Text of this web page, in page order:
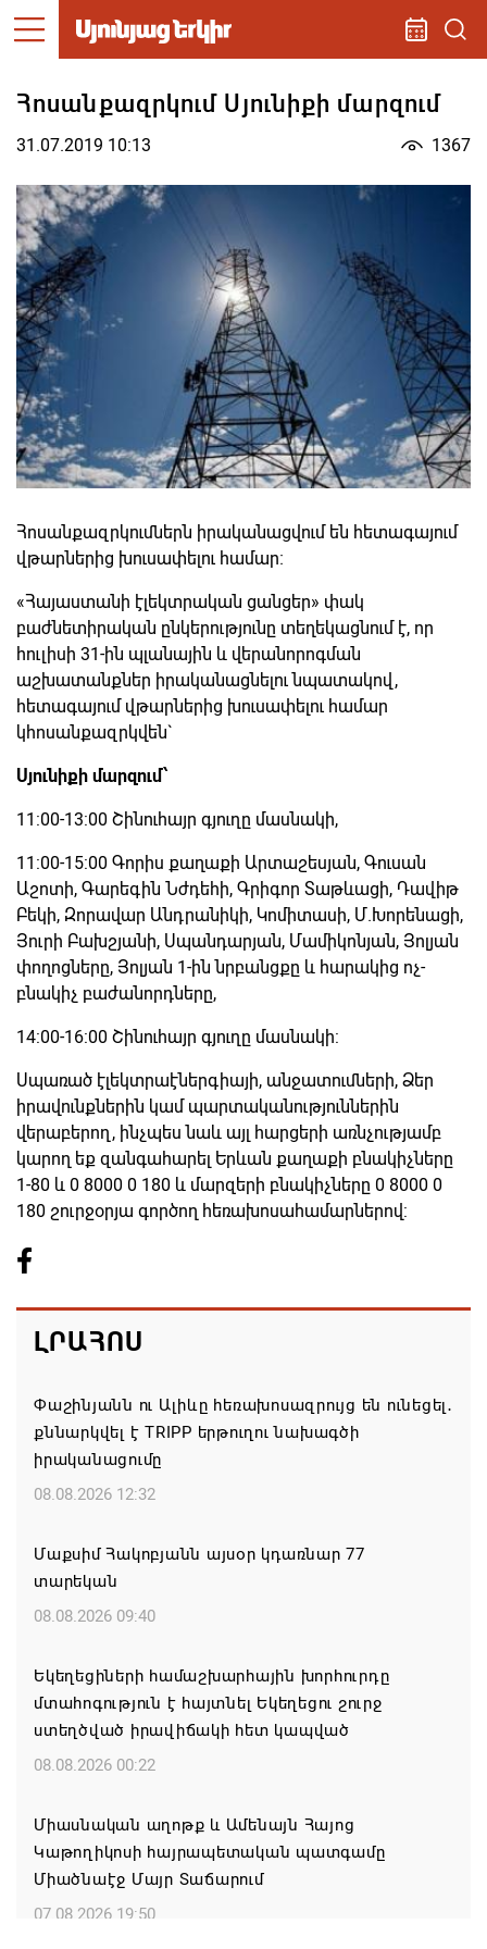
Հոսանքազրկում Սյունիքի մարզում
31.07.2019 10:13 1367
Հոսանքազրկումներն իրականացվում են հետագայում
վթարներից խուսափելու համար։
«Հայաստանի էլեկտրական ցանցեր» փակ
բաժնետիրական ընկերությունը տեղեկացնում է, որ
հուլիսի 31-ին պլանային և վերանորոգման
աշխատանքներ իրականացնելու նպատակով,
հետագայում վթարներից խուսափելու համար
կհոսանքազրկվեն`
Սյունիքի մարզում՝
11:00-13:00 Շինուհայր գյուղը մասնակի,
11:00-15:00 Գորիս քաղաքի Արտաշեսյան, Գուսան
Աշոտի, Գարեգին Նժդեհի, Գրիգոր Տաթևացի, Դավիթ
Բեկի, Զորավար Անդրանիկի, Կոմիտասի, Մ.Խորենացի,
Յուրի Բախշյանի, Սպանդարյան, Մամիկոնյան, Յոլյան
փողոցները, Յոլյան 1-ին նրբանցքը և հարակից ոչ-
բնակիչ բաժանորդները,
14:00-16:00 Շինուհայր գյուղը մասնակի:
Սպառած էլեկտրաէներգիայի, անջատումների, Ձեր
իրավունքներին կամ պարտականություններին
վերաբերող, ինչպես նաև այլ հարցերի առնչությամբ
կարող եք զանգահարել Երևան քաղաքի բնակիչները
1-80 և 0 8000 0 180 և մարզերի բնակիչները 0 8000 0
180 շուրջօրյա գործող հեռախոսահամարներով:
ԼՐԱՀՈՍ
Փաշինյանն ու Ալիևը հեռախոսազրույց են ունեցել․
քննարկվել է TRIPP երթուղու նախագծի
իրականացումը
08.08.2026 12:32
Մաքսիմ Հակոբյանն այսօր կդառնար 77
տարեկան
08.08.2026 09:40
Եկեղեցիների համաշխարհային խորհուրդը
մտահոգություն է հայտնել Եկեղեցու շուրջ
ստեղծված իրավիճակի հետ կապված
08.08.2026 00:22
Միասնական աղոթք և Ամենայն Հայոց
Կաթողիկոսի հայրապետական պատգամը
Միածնաէջ Մայր Տաճարում
07.08.2026 19:50